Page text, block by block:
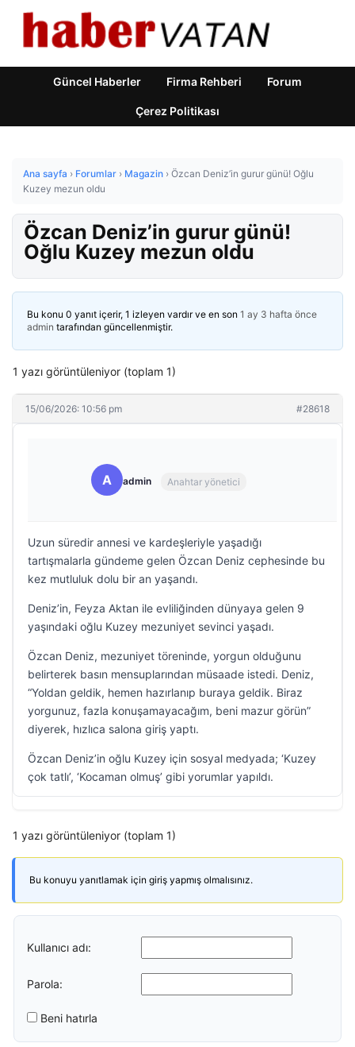
Güncel Haberler Firma Rehberi Forum
Çerez Politikası
Ana sayfa › Forumlar › Magazin › Özcan Deniz’in gurur günü! Oğlu
Kuzey mezun oldu
Özcan Deniz’in gurur günü!
Oğlu Kuzey mezun oldu
Bu konu 0 yanıt içerir, 1 izleyen vardır ve en son 1 ay 3 hafta önce
admin tarafından güncellenmiştir.
1 yazı görüntüleniyor (toplam 1)
15/06/2026: 10:56 pm #28618
A admin Anahtar yönetici
Uzun süredir annesi ve kardeşleriyle yaşadığı
tartışmalarla gündeme gelen Özcan Deniz cephesinde bu
kez mutluluk dolu bir an yaşandı.
Deniz’in, Feyza Aktan ile evliliğinden dünyaya gelen 9
yaşındaki oğlu Kuzey mezuniyet sevinci yaşadı.
Özcan Deniz, mezuniyet töreninde, yorgun olduğunu
belirterek basın mensuplarından müsaade istedi. Deniz,
“Yoldan geldik, hemen hazırlanıp buraya geldik. Biraz
yorgunuz, fazla konuşamayacağım, beni mazur görün”
diyerek, hızlıca salona giriş yaptı.
Özcan Deniz’in oğlu Kuzey için sosyal medyada; ‘Kuzey
çok tatlı’, ‘Kocaman olmuş’ gibi yorumlar yapıldı.
1 yazı görüntüleniyor (toplam 1)
Bu konuyu yanıtlamak için giriş yapmış olmalısınız.
Kullanıcı adı:
Parola:
Beni hatırla